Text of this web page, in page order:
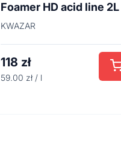
Foamer HD acid line 2L
KWAZAR
118 zł
59.00 zł / l